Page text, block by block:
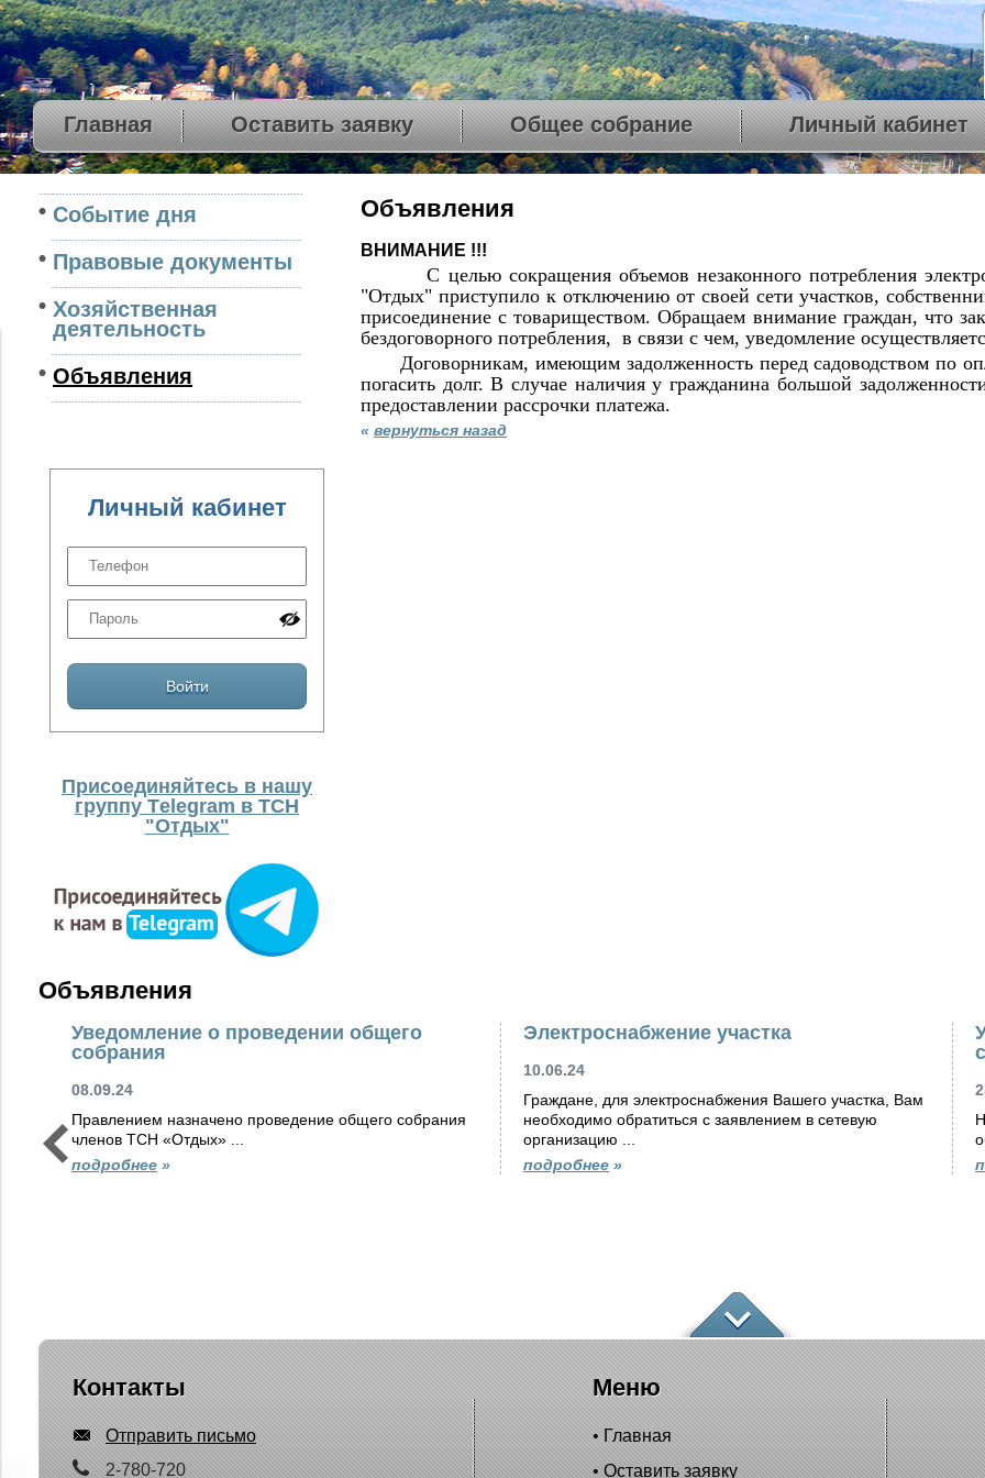
Главная Оставить заявку Общее собрание Личный кабинет
Событие дня
Правовые документы
Хозяйственная
деятельность
Объявления
Личный кабинет
Присоединяйтесь в нашу
группу Тelegram в ТСН
"Отдых"
Объявления
ВНИМАНИЕ !!!
С целью сокращения объемов незаконного потребления
"Отдых" приступило к отключению от своей сети участков,
присоединение с товариществом. Обращаем внимание граждан, что
бездоговорного потребления, в связи с чем, уведомление
Договорникам, имеющим задолженность перед садоводством по
погасить долг. В случае наличия у гражданина большой
предоставлении рассрочки платежа.
« вернуться назад
Объявления
Уведомление о проведении общего
собрания
08.09.24
Правлением назначено проведение общего собрания
членов ТСН «Отдых» ...
подробнее »
Электроснабжение участка
10.06.24
Граждане, для электроснабжения Вашего участка, Вам
необходимо обратиться с заявлением в сетевую
организацию ...
подробнее »
Контакты
Отправить письмо
2-780-720
Меню
Главная
Оставить заявку